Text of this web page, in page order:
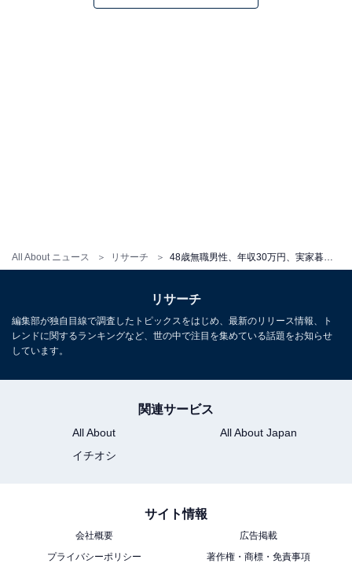
All About ニュース リサーチ
ュースでのライター歴は2年。
こちらもおすすめ
38歳無職男性、実家暮らしは「必要な生活費を
リサーチ
編集部が独自目線で調査したトピックスをはじめ、最新のリリース情報、ト
レンドに関するランキングなど、世の中で注目を集めている話題をお知らせ
しています。
関連サービス
All About
All About Japan
イチオシ
サイト情報
会社概要
広告掲載
プライバシーポリシー
著作権・商標・免責事項